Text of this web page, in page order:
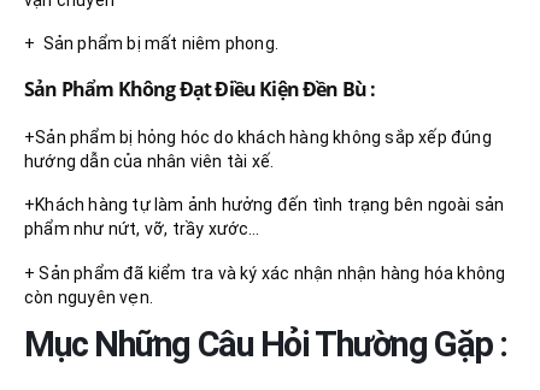
+ Sản phẩm bị mất niêm phong.
Sản Phẩm Không Đạt Điều Kiện Đền Bù :
+Sản phẩm bị hỏng hóc do khách hàng không sắp xếp đúng
hướng dẫn của nhân viên tài xế.
+Khách hàng tự làm ảnh hưởng đến tình trạng bên ngoài sản
phẩm như nứt, vỡ, trầy xước…
+ Sản phẩm đã kiểm tra và ký xác nhận nhận hàng hóa không
còn nguyên vẹn.
Mục Những Câu Hỏi Thường Gặp :